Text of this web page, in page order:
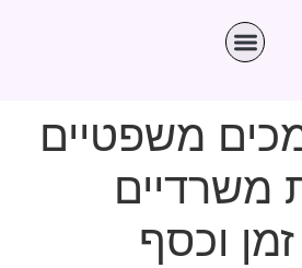
משפטיים
משרדיים
וכסף